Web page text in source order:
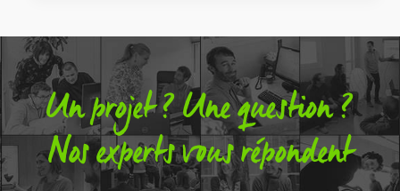
Un projet ? Une question ?
Nos experts vous répondent